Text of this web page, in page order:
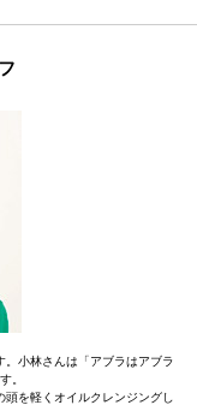
小林さんは「アブラはアブラ
。
頭を軽くオイルクレンジングし